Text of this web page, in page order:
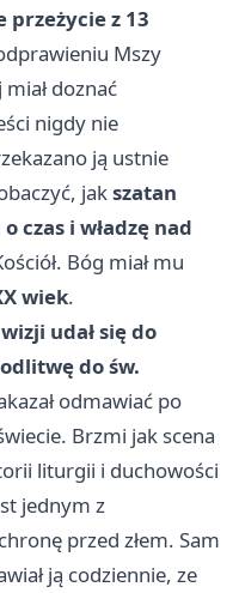
przeżycie z 13
Mszy
doznać
nigdy nie
ją ustnie
jakszatan
czas i władzę nad
Bóg miał mu
wiek.
udał się do
do św.
odmawiać po
Brzmi jak scena
liturgii i duchowości
jednym z
przed złem. Sam
ją codziennie, ze